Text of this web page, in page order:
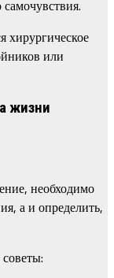
хирургическое
или
жизни
необходимо
а и определить,